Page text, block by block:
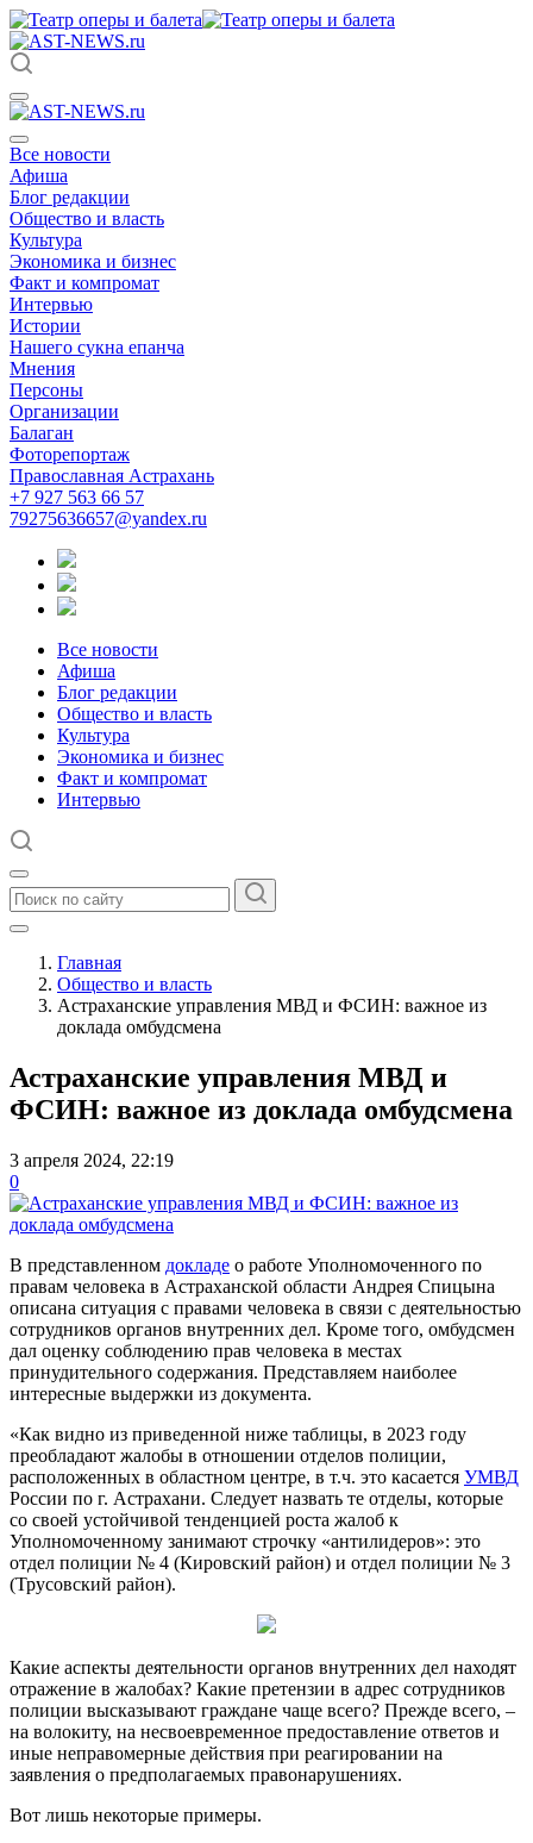
Все новости
Афиша
Блог редакции
Общество и власть
Культура
Экономика и бизнес
Факт и компромат
Интервью
Истории
Нашего сукна епанча
Мнения
Персоны
Организации
Балаган
Фоторепортаж
Православная Астрахань
+7 927 563 66 57
79275636657@yandex.ru
Все новости
Афиша
Блог редакции
Общество и власть
Культура
Экономика и бизнес
Факт и компромат
Интервью
Главная
Общество и власть
Астраханские управления МВД и ФСИН: важное из
доклада омбудсмена
Астраханские управления МВД и
ФСИН: важное из доклада омбудсмена
3 апреля 2024, 22:19
0
В представленном докладе о работе Уполномоченного по
правам человека в Астраханской области Андрея Спицына
описана ситуация с правами человека в связи с деятельностью
сотрудников органов внутренних дел. Кроме того, омбудсмен
дал оценку соблюдению прав человека в местах
принудительного содержания. Представляем наиболее
интересные выдержки из документа.
«Как видно из приведенной ниже таблицы, в 2023 году
преобладают жалобы в отношении отделов полиции,
расположенных в областном центре, в т.ч. это касается УМВД
России по г. Астрахани. Следует назвать те отделы, которые
со своей устойчивой тенденцией роста жалоб к
Уполномоченному занимают строчку «антилидеров»: это
отдел полиции № 4 (Кировский район) и отдел полиции № 3
(Трусовский район).
Какие аспекты деятельности органов внутренних дел находят
отражение в жалобах? Какие претензии в адрес сотрудников
полиции высказывают граждане чаще всего? Прежде всего, –
на волокиту, на несвоевременное предоставление ответов и
иные неправомерные действия при реагировании на
заявления о предполагаемых правонарушениях.
Вот лишь некоторые примеры.